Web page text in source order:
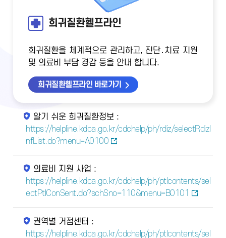
희귀질환헬프라인
희귀질환을 체계적으로 관리하고, 진단․치료 지원
및 의료비 부담 경감 등을 안내 합니다.
희귀질환헬프라인 바로가기
알기 쉬운 희귀질환정보 :
https://helpline.kdca.go.kr/cdchelp/ph/rdiz/selectRdizI
nfList.do?menu=A0100
의료비 지원 사업 :
https://helpline.kdca.go.kr/cdchelp/ph/ptlcontents/sel
ectPtlConSent.do?schSno=110&menu=B0101
권역별 거점센터 :
https://helpline.kdca.go.kr/cdchelp/ph/ptlcontents/sel